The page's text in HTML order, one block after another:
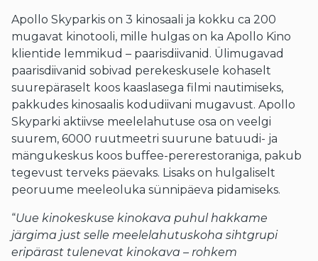
Apollo Skyparkis on 3 kinosaali ja kokku ca 200
mugavat kinotooli, mille hulgas on ka Apollo Kino
klientide lemmikud – paarisdiivanid. Ülimugavad
paarisdiivanid sobivad perekeskusele kohaselt
suurepäraselt koos kaaslasega filmi nautimiseks,
pakkudes kinosaalis kodudiivani mugavust. Apollo
Skyparki aktiivse meelelahutuse osa on veelgi
suurem, 6000 ruutmeetri suurune batuudi- ja
mängukeskus koos buffee-pererestoraniga, pakub
tegevust terveks päevaks. Lisaks on hulgaliselt
peoruume meeleoluka sünnipäeva pidamiseks.
“Uue kinokeskuse kinokava puhul hakkame
järgima just selle meelelahutuskoha sihtgrupi
eripärast tulenevat kinokava – rohkem